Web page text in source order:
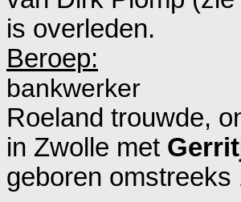
is overleden.
Beroep:
bankwerker
Roeland trouwde,
in Zwolle met
geboren omstreeks